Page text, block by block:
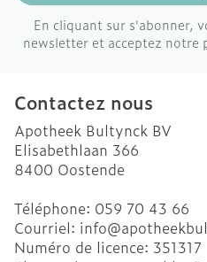
En cliquant sur s'abonner,
newsletter et acceptez notre
Contactez nous
Apotheek Bultynck BV
Elisabethlaan 366
8400 Oostende
Téléphone: 059 70 43 66
Courriel: info@
Numéro de licence: 351317